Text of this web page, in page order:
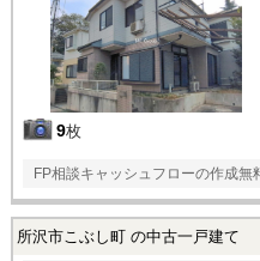
9枚
FP相談キャッシュフローの作成無
所沢市こぶし町 の中古一戸建て